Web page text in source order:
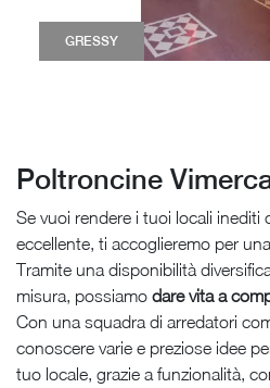
GRESSY
Poltroncine
Se vuoi rendere i tuoi locali inediti
eccellente, ti accoglieremo per
Tramite una disponibilità
misura, possiamo dare vita a
Con una squadra di arredatori
conoscere varie e preziose idee
tuo locale, grazie a funzionalità,